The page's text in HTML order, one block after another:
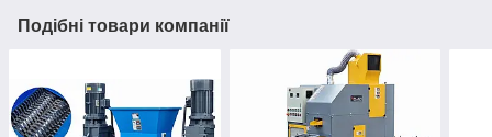
Подібні товари компанії